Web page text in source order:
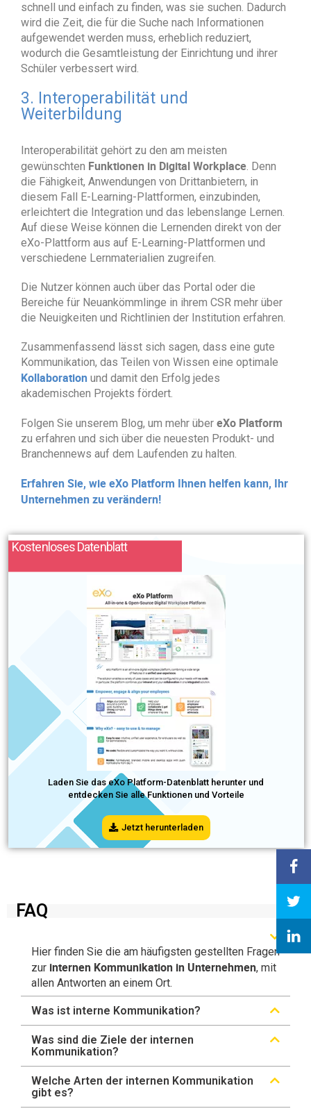
schnell und einfach zu finden, was sie suchen. Dadurch
wird die Zeit, die für die Suche nach Informationen
aufgewendet werden muss, erheblich reduziert,
wodurch die Gesamtleistung der Einrichtung und ihrer
Schüler verbessert wird.
3. Interoperabilität und
Weiterbildung
Interoperabilität gehört zu den am meisten
gewünschten Funktionen in Digital Workplace. Denn
die Fähigkeit, Anwendungen von Drittanbietern, in
diesem Fall E-Learning-Plattformen, einzubinden,
erleichtert die Integration und das lebenslange Lernen.
Auf diese Weise können die Lernenden direkt von der
eXo-Plattform aus auf E-Learning-Plattformen und
verschiedene Lernmaterialien zugreifen.
Die Nutzer können auch über das Portal oder die
Bereiche für Neuankömmlinge in ihrem CSR mehr über
die Neuigkeiten und Richtlinien der Institution erfahren.
Zusammenfassend lässt sich sagen, dass eine gute
Kommunikation, das Teilen von Wissen eine optimale
Kollaboration und damit den Erfolg jedes
akademischen Projekts fördert.
Folgen Sie unserem Blog, um mehr über eXo Platform
zu erfahren und sich über die neuesten Produkt- und
Branchennews auf dem Laufenden zu halten.
Erfahren Sie, wie eXo Platform Ihnen helfen kann, Ihr
Unternehmen zu verändern!
Kostenloses Datenblatt
Laden Sie das eXo Platform-Datenblatt herunter und
entdecken Sie alle Funktionen und Vorteile
Jetzt herunterladen
FAQ
Hier finden Sie die am häufigsten gestellten Fragen
zur internen Kommunikation in Unternehmen, mit
allen Antworten an einem Ort.
Was ist interne Kommunikation?
Was sind die Ziele der internen
Kommunikation?
Welche Arten der internen Kommunikation
gibt es?